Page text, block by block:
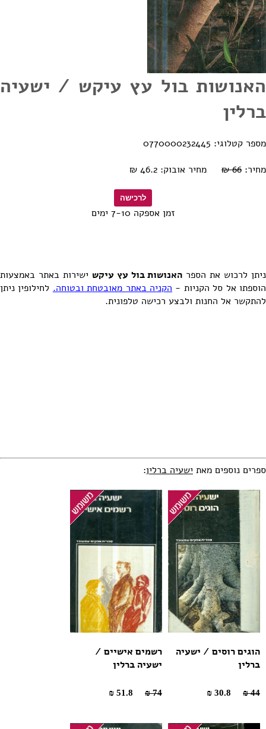
האנושות בול עץ עיקש / ישעיה
ברלין
מספר קטלוגי: 0770000232445
מחיר: 66 ₪ מחיר אובוק: 46.2 ₪
זמן אספקה 7-10 ימים
ניתן לרכוש את הספר האנושות בול עץ עיקש ישירות באתר באמצעות
הוספתו אל סל הקניות - הקניה באתר מאובטחת ובטוחה. לחילופין ניתן
להתקשר אל החנות ולבצע רכישה טלפונית.
ספרים נוספים מאת ישעיה ברלין:
הוגים רוסים / ישעיה
ברלין
44 ₪
רשמים אישיים /
ישעיה ברלין
74 ₪